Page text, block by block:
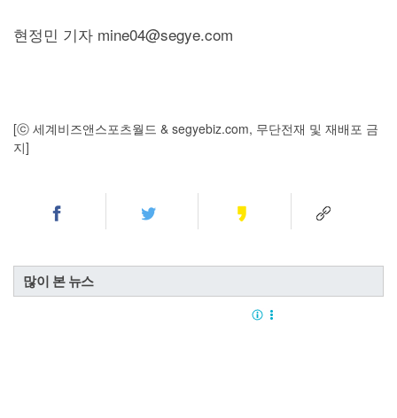
현정민 기자 mine04@segye.com
[ⓒ 세계비즈앤스포츠월드 & segyebiz.com, 무단전재 및 재배포 금
지]
많이 본 뉴스